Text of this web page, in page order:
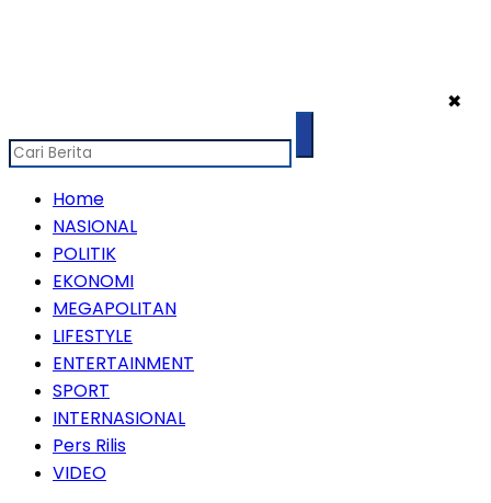
✖
Home
NASIONAL
POLITIK
EKONOMI
MEGAPOLITAN
LIFESTYLE
ENTERTAINMENT
SPORT
INTERNASIONAL
Pers Rilis
VIDEO